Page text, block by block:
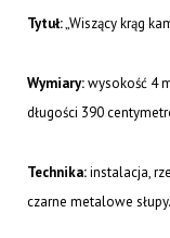
Tytuł:„Wiszący krąg
Wymiary:wysokość 4
długości 390
Technika:instalacja,
czarne metalowe słupy.